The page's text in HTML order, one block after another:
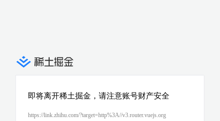
即将离开稀土掘金，请注意账号财产安全
https://link.zhihu.com/?target=http%3A//v3.router.vuejs.org